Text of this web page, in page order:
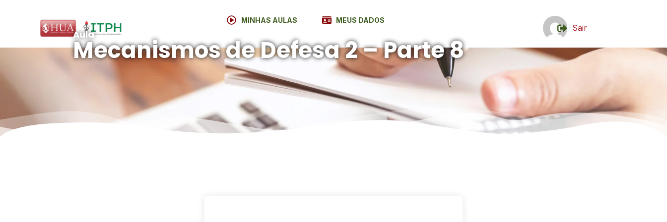
MINHAS AULAS MEUS DADOS
Sair
Aula
Mecanismos de Defesa 2 – Parte 8